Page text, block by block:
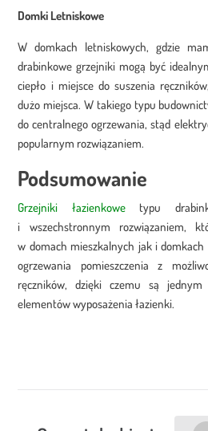
Domki Letniskowe
W domkach letniskowych, gdzie
drabinkowe grzejniki mogą być
ciepło i miejsce do suszenia
dużo miejsca. W takiego typu
do centralnego ogrzewania, stąd
popularnym rozwiązaniem.
Podsumowanie
Grzejniki łazienkowetypu
i wszechstronnym rozwiązaniem,
w domach mieszkalnych jak i
ogrzewania pomieszczenia z
ręczników, dzięki czemu są jednym
elementów wyposażenia łazienki.